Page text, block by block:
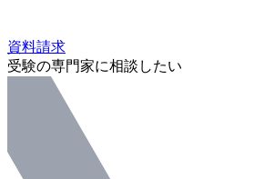
資料請求
受験の専門家に相談したい